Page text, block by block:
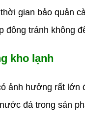
gian bảo quản
đông tránh không
kho lạnh
hưởng rất lớn
đá trong sản